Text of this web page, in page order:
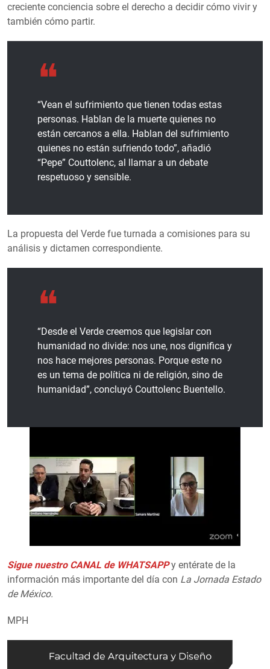
creciente conciencia sobre el derecho a decidir cómo vivir y
también cómo partir.
“Vean el sufrimiento que tienen todas estas
personas. Hablan de la muerte quienes no
están cercanos a ella. Hablan del sufrimiento
quienes no están sufriendo todo”, añadió
“Pepe” Couttolenc, al llamar a un debate
respetuoso y sensible.
La propuesta del Verde fue turnada a comisiones para su
análisis y dictamen correspondiente.
“Desde el Verde creemos que legislar con
humanidad no divide: nos une, nos dignifica y
nos hace mejores personas. Porque este no
es un tema de política ni de religión, sino de
humanidad”, concluyó Couttolenc Buentello.
Sigue nuestro CANAL de WHATSAPP y entérate de la
información más importante del día con La Jornada Estado
de México.
MPH